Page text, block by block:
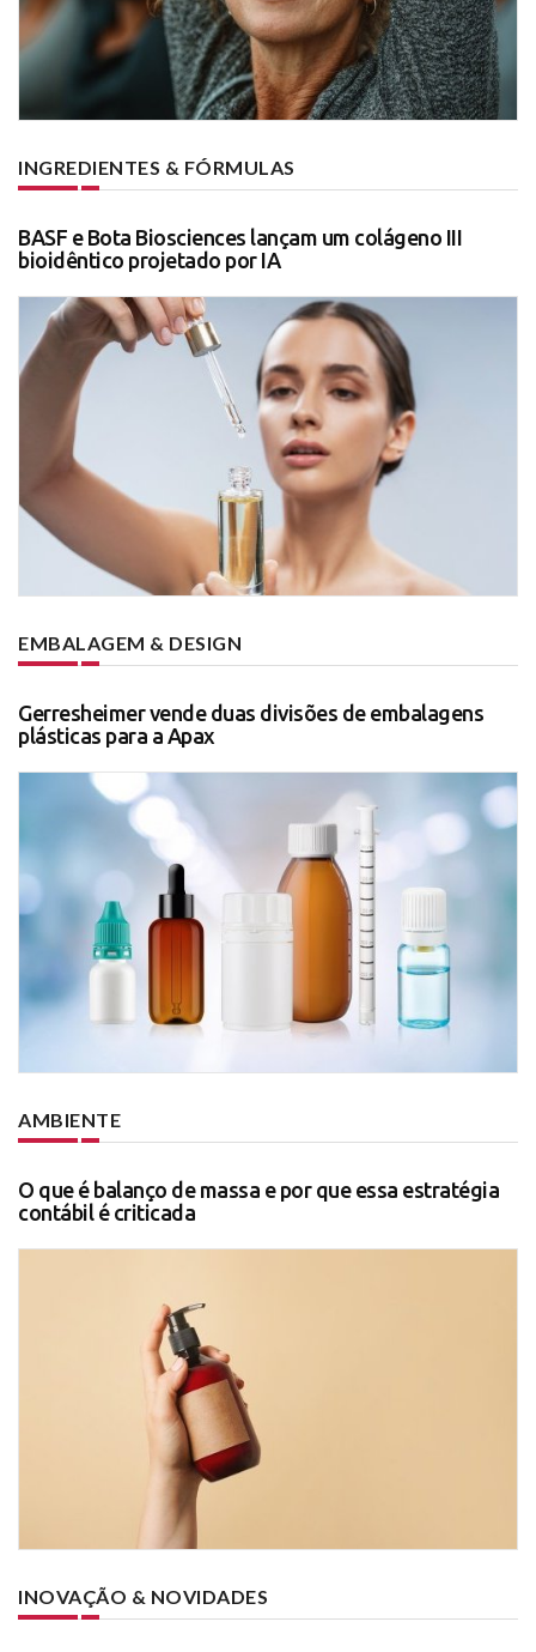
INGREDIENTES & FÓRMULAS
BASF e Bota Biosciences lançam um colágeno III
bioidêntico projetado por IA
EMBALAGEM & DESIGN
Gerresheimer vende duas divisões de embalagens
plásticas para a Apax
AMBIENTE
O que é balanço de massa e por que essa estratégia
contábil é criticada
INOVAÇÃO & NOVIDADES